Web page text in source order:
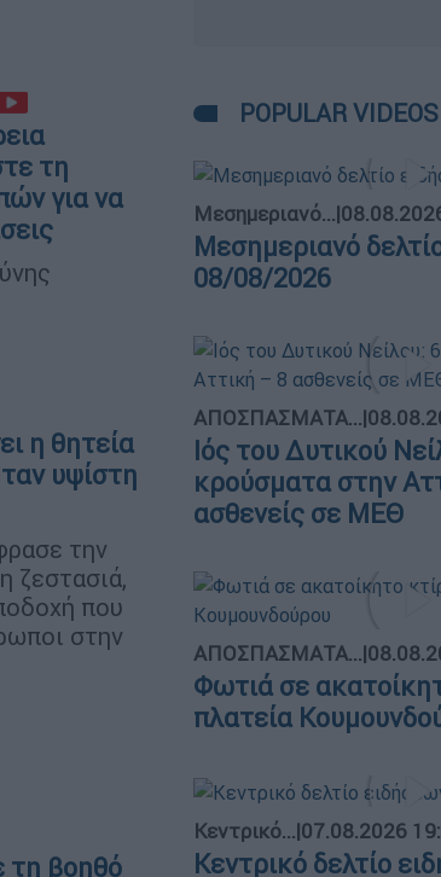
τη
για να
η θητεία
υψίστη
την
ζεστασιά,
που
στην
τη βοηθό
POPULAR VIDEOS
Μεσημεριανό...|
Μεσημεριανό
08/08/2026
ΑΠΟΣΠΑΣΜΑΤΑ...|
Ιός του Δυτικού
κρούσματα στην
ασθενείς σε ΜΕΘ
ΑΠΟΣΠΑΣΜΑΤΑ...|
Φωτιά σε
πλατεία
Κεντρικό...|07.08.2026
Κεντρικό δελτίο